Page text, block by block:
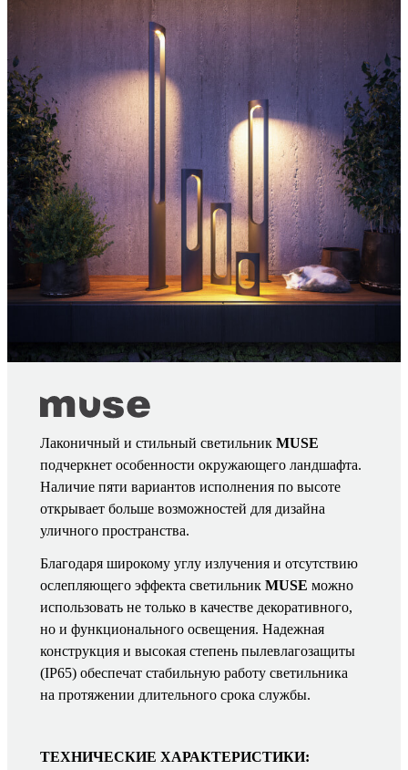
Лаконичный и стильный светильник MUSE
подчеркнет особенности окружающего ландшафта.
Наличие пяти вариантов исполнения по высоте
открывает больше возможностей для дизайна
уличного пространства.
Благодаря широкому углу излучения и отсутствию
ослепляющего эффекта светильник MUSE можно
использовать не только в качестве декоративного,
но и функционального освещения. Надежная
конструкция и высокая степень пылевлагозащиты
(IP65) обеспечат стабильную работу светильника
на протяжении длительного срока службы.
ТЕХНИЧЕСКИЕ ХАРАКТЕРИСТИКИ: